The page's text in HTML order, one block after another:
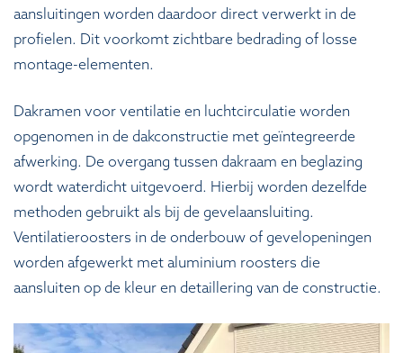
aansluitingen worden daardoor direct verwerkt in de
profielen. Dit voorkomt zichtbare bedrading of losse
montage-elementen.
Dakramen voor ventilatie en luchtcirculatie worden
opgenomen in de dakconstructie met geïntegreerde
afwerking. De overgang tussen dakraam en beglazing
wordt waterdicht uitgevoerd. Hierbij worden dezelfde
methoden gebruikt als bij de gevelaansluiting.
Ventilatieroosters in de onderbouw of gevelopeningen
worden afgewerkt met aluminium roosters die
aansluiten op de kleur en detaillering van de constructie.